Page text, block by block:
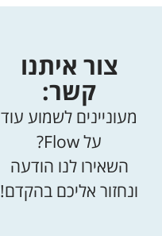
צור איתנו
קשר:
מעוניינים לשמוע עוד
על Flow?
השאירו לנו הודעה
ונחזור אליכם בהקדם!